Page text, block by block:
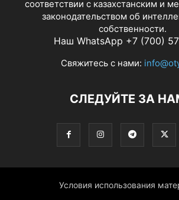
соответствии с казахстанским и
законодательством об
собственности.
Наш WhatsApp +7 (700)
Свяжитесь с нами:
СЛЕДУЙТЕ ЗА
Условия использования